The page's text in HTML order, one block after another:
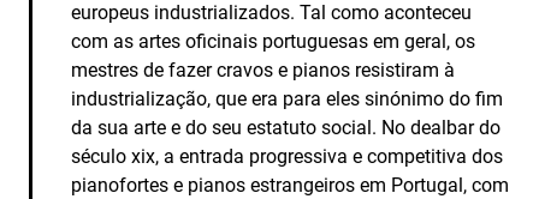
europeus industrializados. Tal como aconteceu
com as artes oficinais portuguesas em geral, os
mestres de fazer cravos e pianos resistiram à
industrialização, que era para eles sinónimo do fim
da sua arte e do seu estatuto social. No dealbar do
século xix, a entrada progressiva e competitiva dos
pianofortes e pianos estrangeiros em Portugal, com